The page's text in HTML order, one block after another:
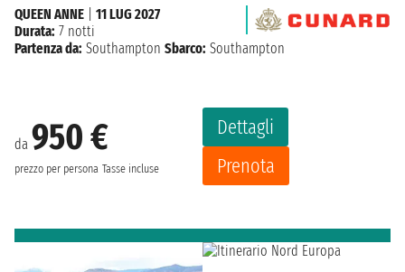
da 950 €
prezzo per persona Tasse incluse
Dettagli
Prenota
QUEEN ANNE
11 LUG 2027
Durata: 7 notti
Partenza da: Southampton Sbarco: Southampton